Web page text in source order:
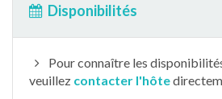
Disponibilités
Pour connaître les
veuillez contacter l'hôte